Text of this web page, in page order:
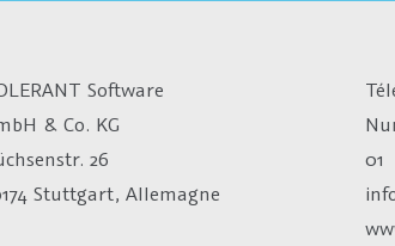
Software
& Co. KG
26
Stuttgart, Allemagne
01